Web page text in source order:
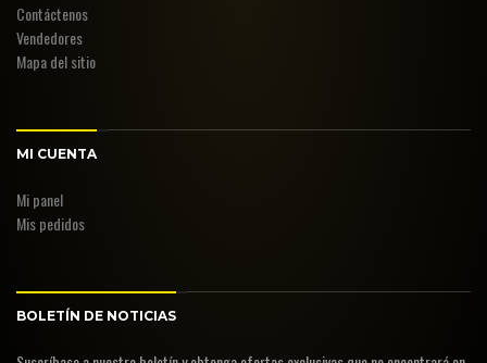
Contáctenos
Vendedores
Mapa del sitio
MI CUENTA
Mi panel
Mis pedidos
BOLETÍN DE NOTICIAS